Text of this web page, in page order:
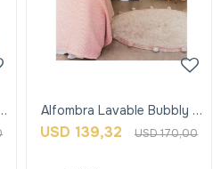
Alfombra Lavable Bubbly -
Nude Y Rosa - Lorena
USD 139,32 USD170,00